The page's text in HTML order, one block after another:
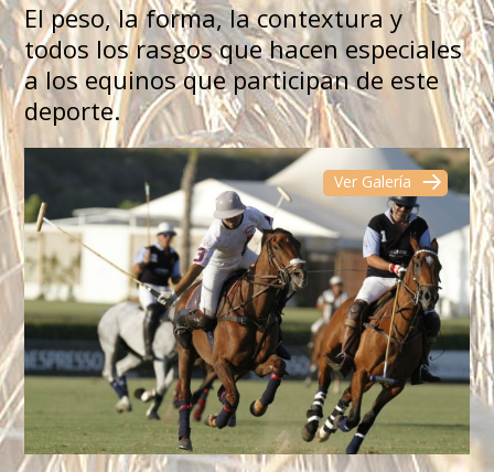
El peso, la forma, la contextura y
todos los rasgos que hacen especiales
a los equinos que participan de este
deporte.
Ver Galería